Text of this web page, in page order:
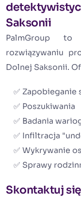
Saksonii
PalmGroup
rozwiązywaniu
Dolnej Saksonii.
✅ Zapobieganie
✅ Poszukiwania
✅ Badania
✅ Infiltracja
✅ Wykrywanie
✅ Sprawy
Skontaktuj